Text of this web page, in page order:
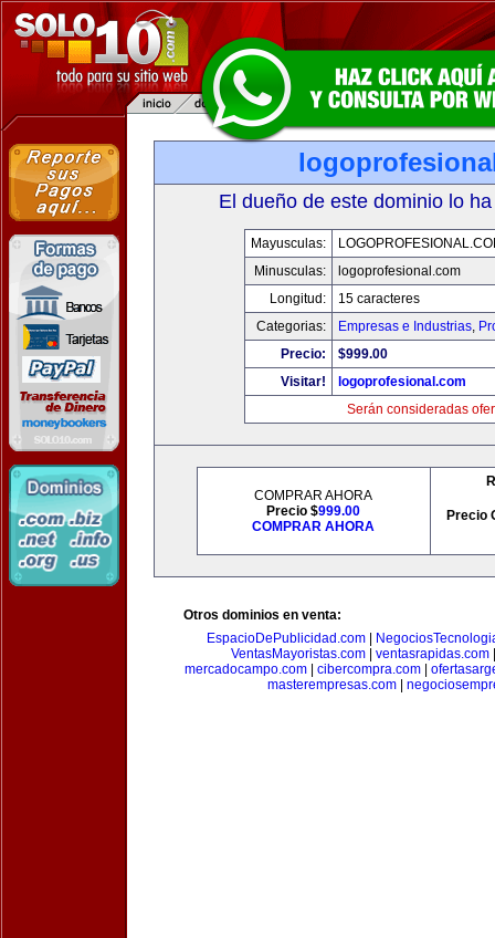
El dueño de este dominio lo
Mayusculas:
Minusculas:
logoprofesional.com
Longitud:
15 caracteres
Categorias:
Empresas e Industrias,
Precio:
$999.00
Visitar!
logoprofesional.com
Serán consideradas
COMPRAR AHORA
Precio $999.00
COMPRAR AHORA
Precio
Otros dominios en venta:
EspacioDePublicidad.com|
VentasMayoristas.com
ventasrapidas.com
mercadocampo.com
cibercompra.com
masterempresas.com|